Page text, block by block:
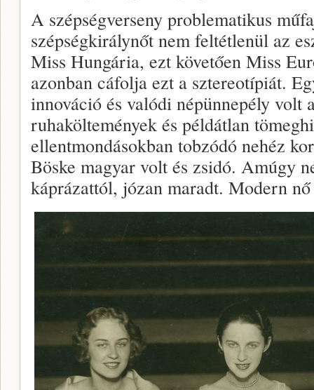
A szépségverseny problematikus
szépségkirálynőt nem feltétlenül az
Miss Hungária, ezt követően Miss
azonban cáfolja ezt a sztereotípiát.
innováció és valódi népünnepély volt
ruhaköltemények és példátlan
ellentmondásokban tobzódó nehéz
Böske magyar volt és zsidó. Amúgy
káprázattól, józan maradt. Modern